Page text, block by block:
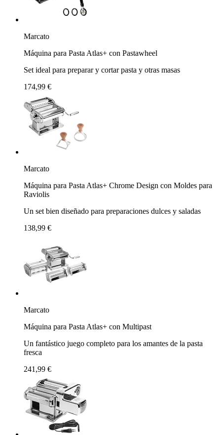
Marcato
Máquina para Pasta Atlas+ con Pastawheel
Set ideal para preparar y cortar pasta y otras masas
174,99 €
Marcato
Máquina para Pasta Atlas+ Chrome Design con Moldes para
Raviolis
Un set bien diseñado para preparaciones dulces y saladas
138,99 €
Marcato
Máquina para Pasta Atlas+ con Multipast
Un fantástico juego completo para los amantes de la pasta
fresca
241,99 €